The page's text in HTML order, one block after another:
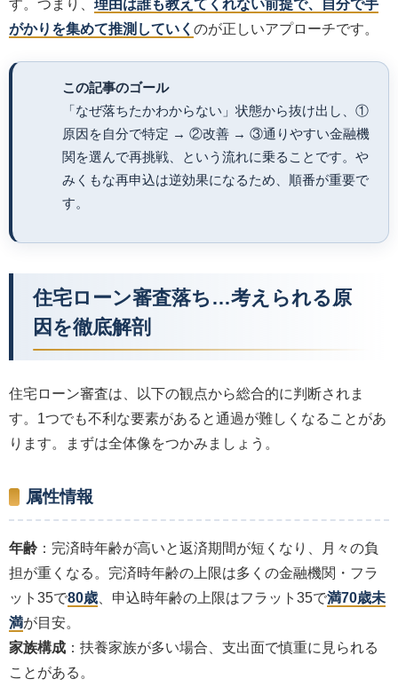
す。つまり、 理由は誰も教えてくれない前提で、自分で手
がかりを集めて推測していく のが正しいアプローチです。
この記事のゴール
「なぜ落ちたかわからない」状態から抜け出し、①
原因を自分で特定 → ②改善 → ③通りやすい金融機
関を選んで再挑戦、という流れに乗ることです。や
みくもな再申込は逆効果になるため、順番が重要で
す。
住宅ローン審査落ち…考えられる原
因を徹底解剖
住宅ローン審査は、以下の観点から総合的に判断されま
す。1つでも不利な要素があると通過が難しくなることがあ
ります。まずは全体像をつかみましょう。
属性情報
年齢 ：完済時年齢が高いと返済期間が短くなり、月々の負
担が重くなる。完済時年齢の上限は多くの金融機関・フラ
ット35で80歳 、申込時年齢の上限はフラット35で満70歳未
満が目安。
家族構成 ：扶養家族が多い場合、支出面で慎重に見られる
ことがある。